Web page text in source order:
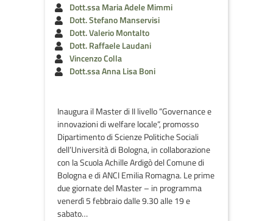
Dott.ssa Maria Adele Mimmi
Dott. Stefano Manservisi
Dott. Valerio Montalto
Dott. Raffaele Laudani
Vincenzo Colla
Dott.ssa Anna Lisa Boni
Inaugura il Master di II livello “Governance e
innovazioni di welfare locale“, promosso
Dipartimento di Scienze Politiche Sociali
dell’Università di Bologna, in collaborazione
con la Scuola Achille Ardigò del Comune di
Bologna e di ANCI Emilia Romagna. Le prime
due giornate del Master – in programma
venerdì 5 febbraio dalle 9.30 alle 19 e
sabato…